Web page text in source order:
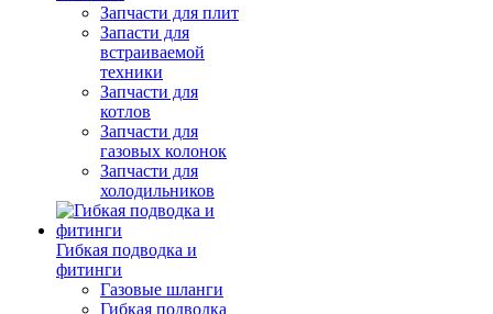
Запчасти для плит
Запасти для
встраиваемой
техники
Запчасти для
котлов
Запчасти для
газовых колонок
Запчасти для
холодильников
Гибкая подводка и
фитинги
Газовые шланги
Гибкая подводка